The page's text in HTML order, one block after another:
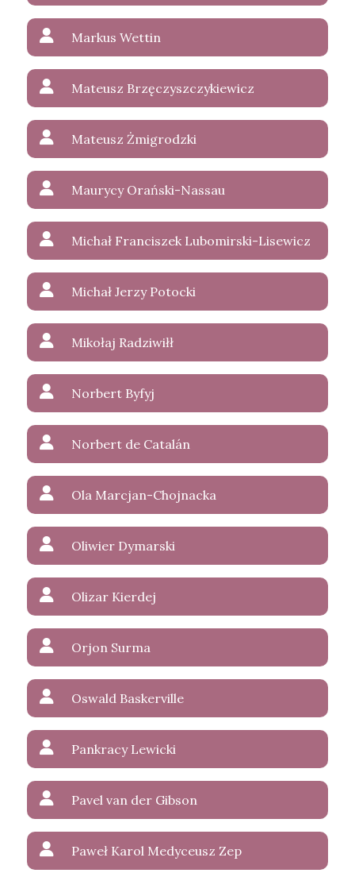
Markus Wettin
Mateusz Brzęczyszczykiewicz
Mateusz Żmigrodzki
Maurycy Orański-Nassau
Michał Franciszek Lubomirski-Lisewicz
Michał Jerzy Potocki
Mikołaj Radziwiłł
Norbert Byfyj
Norbert de Catalán
Ola Marcjan-Chojnacka
Oliwier Dymarski
Olizar Kierdej
Orjon Surma
Oswald Baskerville
Pankracy Lewicki
Pavel van der Gibson
Paweł Karol Medyceusz Zep